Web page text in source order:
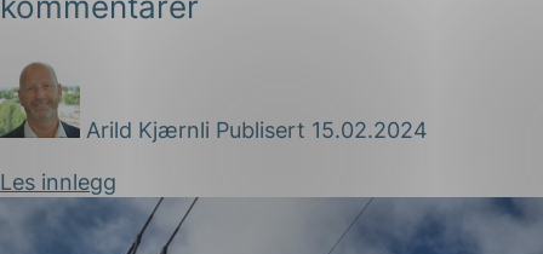
Arild Kjærnli Publisert 15.02.2024
Les innlegg